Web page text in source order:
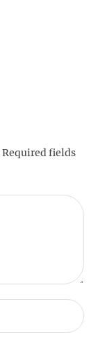
Required fields